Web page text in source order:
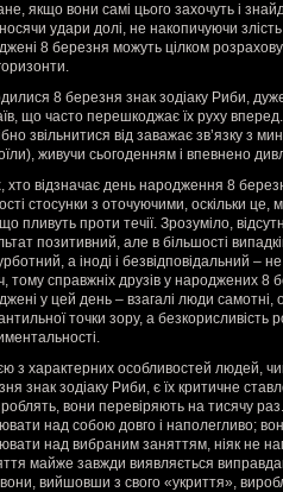
якщо вони самі цього захочуть і
удари долі, не накопичуючи
8 березня можуть цілком
8 березня знак зодіаку Риби,
що часто перешкоджає їх руху
звільнитися від заважає зв’язку з
живучи сьогоденням і впевнено
хто відзначає день народження 8
стосунки з оточуючими, оскільки це,
пливуть проти течії. Зрозуміло,
позитивний, але в більшості
а іноді і безвідповідальний –
тому справжніх друзів у народжених 8
у цей день – взагалі люди самотні,
точки зору, а безкорисливість
з характерних особливостей людей,
знак зодіаку Риби, є їх критичне
вони перевіряють на тисячу
над собою довго і наполегливо;
над вибраним заняттям, ніяк не
майже завжди виявляється
вийшовши з свого «укриття»,